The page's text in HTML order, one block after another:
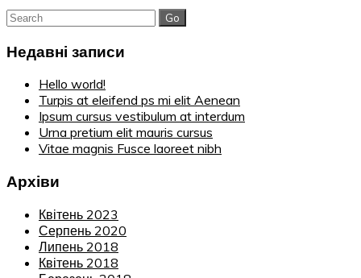
Search
for:
Недавні записи
Hello world!
Turpis at eleifend ps mi elit Aenean
Ipsum cursus vestibulum at interdum
Urna pretium elit mauris cursus
Vitae magnis Fusce laoreet nibh
Архіви
Квітень 2023
Серпень 2020
Липень 2018
Квітень 2018